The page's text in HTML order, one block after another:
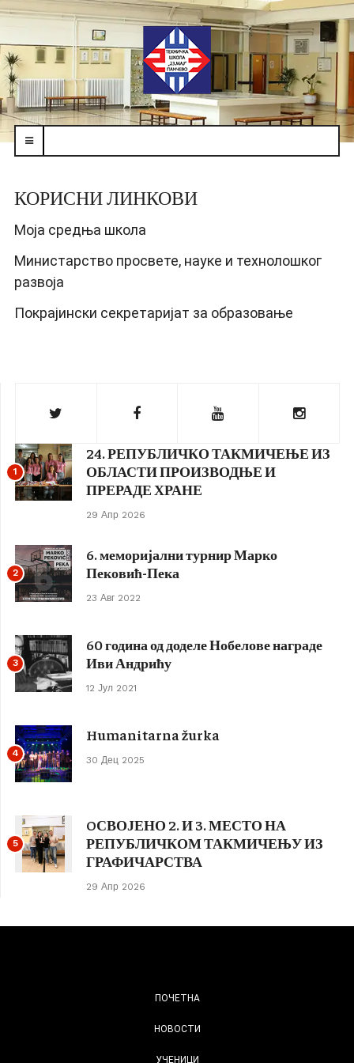
navbar-
КОРИСНИ ЛИНКОВИ
Моја средња школа
Министарство просвете, науке и технолошког
развоја
Покрајински секретаријат за образовање
1
24. РЕПУБЛИЧКО ТАКМИЧЕЊЕ ИЗ
ОБЛАСТИ ПРОИЗВОДЊЕ И
ПРЕРАДЕ ХРАНЕ
29 Апр 2026
2
6. меморијални турнир Марко
Пековић-Пека
23 Авг 2022
3
60 година од доделе Нобелове награде
Иви Андрићу
12 Јул 2021
4
Humanitarna žurka
30 Дец 2025
5
OСВОЈЕНО 2. И 3. МЕСТО НА
РЕПУБЛИЧКОМ ТАКМИЧЕЊУ ИЗ
ГРАФИЧАРСТВА
29 Апр 2026
ПОЧЕТНА
НОВОСТИ
УЧЕНИЦИ